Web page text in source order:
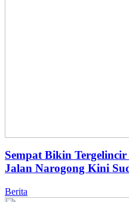
Sempat Bikin
Jalan Narogong Kini
Berita